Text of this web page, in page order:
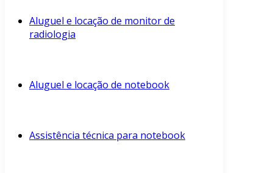
Aluguel e locação de monitor de
radiologia
Aluguel e locação de notebook
Assistência técnica para notebook